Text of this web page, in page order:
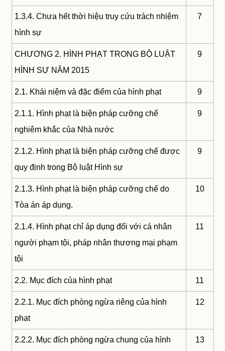
1.3.4. Chưa hết thời hiệu truy cứu trách nhiệm
hình sự
7
CHƯƠNG 2. HÌNH PHẠT TRONG BỘ LUẬT
HÌNH SỰ NĂM 2015
9
2.1. Khái niệm và đặc điểm của hình phạt 9
2.1.1. Hình phạt là biện pháp cưỡng chế
nghiêm khắc của Nhà nước
9
2.1.2. Hình phạt là biện pháp cưỡng chế được
quy định trong Bộ luật Hình sự
9
2.1.3. Hình phạt là biện pháp cưỡng chế do
Tòa án áp dụng.
10
2.1.4. Hình phạt chỉ áp dụng đối với cá nhân
người phạm tội, pháp nhân thương mại phạm
tội
11
2.2. Mục đích của hình phạt 11
2.2.1. Mục đích phòng ngừa riêng của hình
phạt
12
2.2.2. Mục đích phòng ngừa chung của hình
13